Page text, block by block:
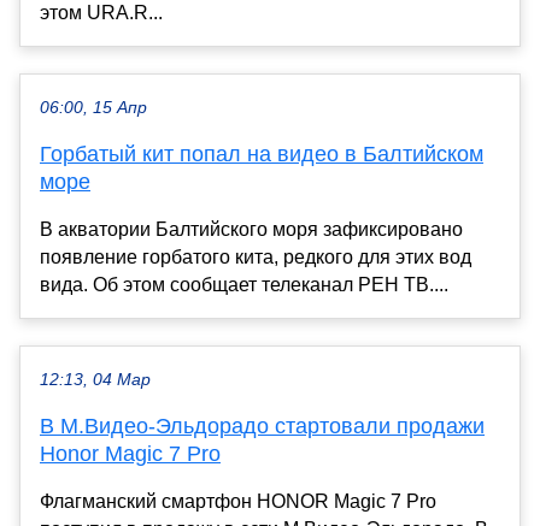
этом URA.R...
06:00, 15 Апр
Горбатый кит попал на видео в Балтийском
море
В акватории Балтийского моря зафиксировано
появление горбатого кита, редкого для этих вод
вида. Об этом сообщает телеканал РЕН ТВ....
12:13, 04 Мар
В М.Видео-Эльдорадо стартовали продажи
Honor Magic 7 Pro
Флагманский смартфон HONOR Magic 7 Pro